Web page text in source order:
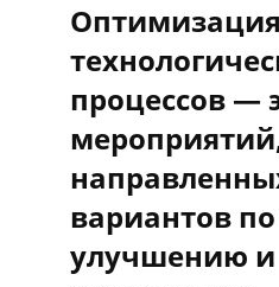
Оптимизация
процессов —
вариантов по
улучшению и